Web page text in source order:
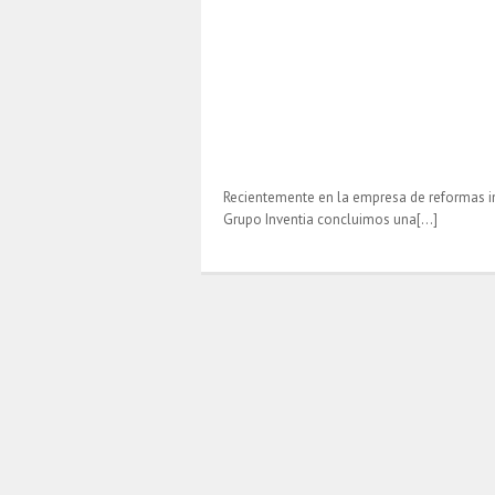
Recientemente en la empresa de reformas
Grupo Inventia concluimos una[…]